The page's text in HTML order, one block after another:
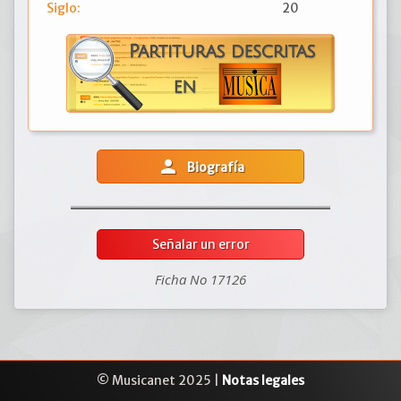
Siglo: 20
person Biografía
Señalar un error
Ficha No 17126
© Musicanet 2025 | Notas legales